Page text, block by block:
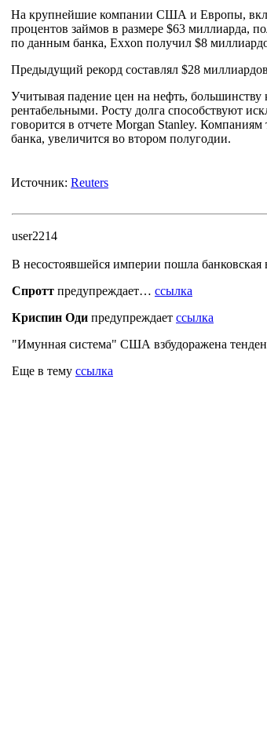
На крупнейшие компании США и Европы,
процентов займов в размере $63 миллиарда,
по данным банка, Exxon получил $8
Предыдущий рекорд составлял $28
Учитывая падение цен на нефть,
рентабельными. Росту долга способствуют
говорится в отчете Morgan Stanley.
банка, увеличится во втором полугодии.
Источник: Reuters
user2214
В несостоявшейся империи пошла банковская
Спротт предупреждает… ссылка
Криспин Оди предупреждает ссылка
"Имунная система" США взбудоражена
Еще в тему ссылка